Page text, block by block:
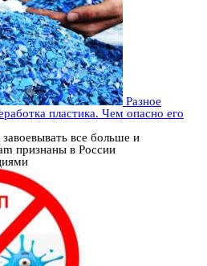
Разное
пластика. Чем опасно его
все больше и
признаны в России